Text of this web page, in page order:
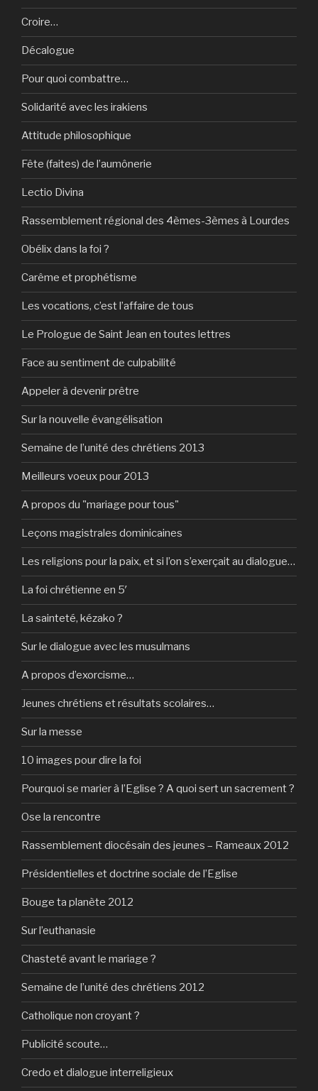
Croire…
Décalogue
Pour quoi combattre…
Solidarité avec les irakiens
Attitude philosophique
Fête (faites) de l’aumônerie
Lectio Divina
Rassemblement régional des 4èmes-3èmes à Lourdes
Obélix dans la foi ?
Carême et prophétisme
Les vocations, c’est l’affaire de tous
Le Prologue de Saint Jean en toutes lettres
Face au sentiment de culpabilité
Appeler à devenir prêtre
Sur la nouvelle évangélisation
Semaine de l’unité des chrétiens 2013
Meilleurs voeux pour 2013
A propos du "mariage pour tous"
Leçons magistrales dominicaines
Les religions pour la paix, et si l’on s’exerçait au dialogue…
La foi chrétienne en 5′
La sainteté, kézako ?
Sur le dialogue avec les musulmans
A propos d’exorcisme…
Jeunes chrétiens et résultats scolaires…
Sur la messe
10 images pour dire la foi
Pourquoi se marier à l’Eglise ? A quoi sert un sacrement ?
Ose la rencontre
Rassemblement diocésain des jeunes – Rameaux 2012
Présidentielles et doctrine sociale de l’Eglise
Bouge ta planète 2012
Sur l’euthanasie
Chasteté avant le mariage ?
Semaine de l’unité des chrétiens 2012
Catholique non croyant ?
Publicité scoute…
Credo et dialogue interreligieux